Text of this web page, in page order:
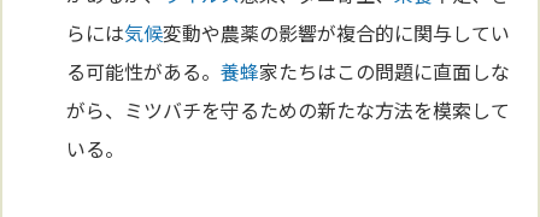
らには気候変動や農薬の影響が複合的に関与してい
る可能性がある。養蜂家たちはこの問題に直面しな
がら、ミツバチを守るための新たな方法を模索して
いる。